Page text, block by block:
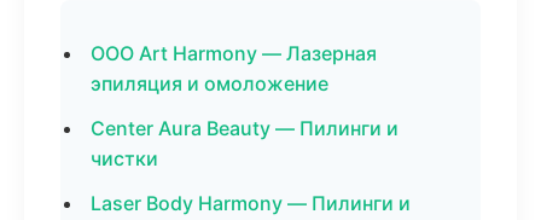
ООО Art Harmony — Лазерная
эпиляция и омоложение
Center Aura Beauty — Пилинги и
чистки
Laser Body Harmony — Пилинги и